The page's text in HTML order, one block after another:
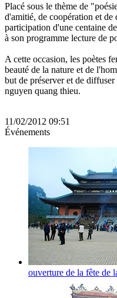
Placé sous le thème de
d'amitié, de coopération et
participation d'une centaine
à son programme lecture de
A cette occasion, les poètes
beauté de la nature et de
but de préserver et de
nguyen quang thieu.
11/02/2012 09:51
Événements
ouverture de la fête de